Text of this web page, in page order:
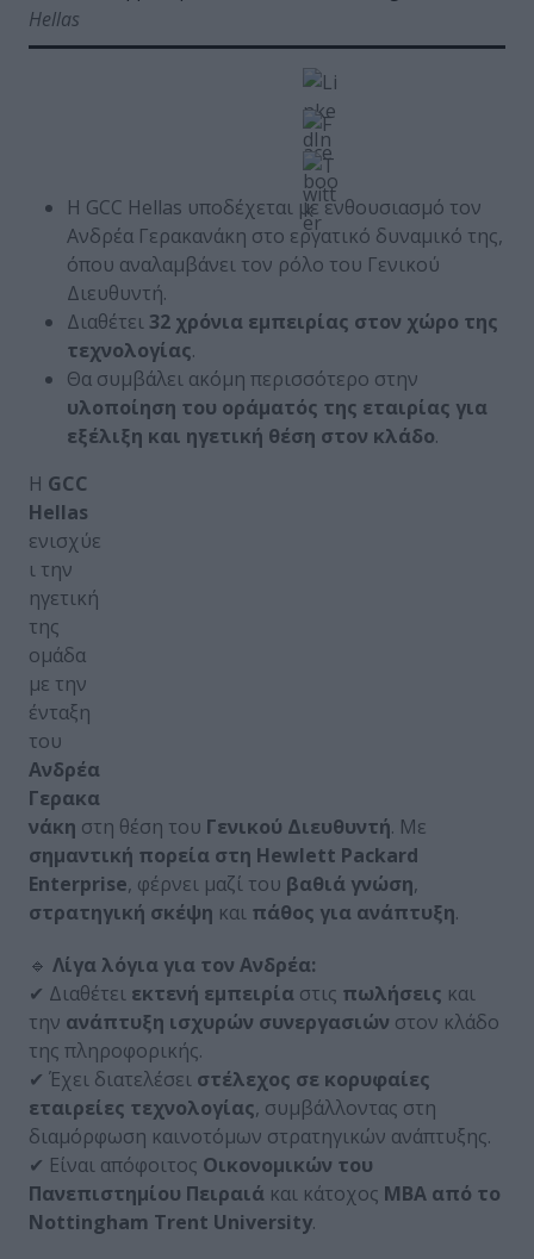
Hellas
Η GCC Hellas υποδέχεται με ενθουσιασμό τον
Ανδρέα Γερακανάκη στο εργατικό δυναμικό της,
όπου αναλαμβάνει τον ρόλο του Γενικού
Διευθυντή.
Διαθέτει 32 χρόνια εμπειρίας στον χώρο της
τεχνολογίας.
Θα συμβάλει ακόμη περισσότερο στην
υλοποίηση του οράματός της εταιρίας για
εξέλιξη και ηγετική θέση στον κλάδο.
Η GCC
Hellas
ενισχύε
ι την
ηγετική
της
ομάδα
με την
ένταξη
του
Ανδρέα
Γερακα
νάκη στη θέση του Γενικού Διευθυντή. Με
σημαντική πορεία στη Hewlett Packard
Enterprise, φέρνει μαζί του βαθιά γνώση,
στρατηγική σκέψη και πάθος για ανάπτυξη.
🔹 Λίγα λόγια για τον Ανδρέα:
✔ Διαθέτει εκτενή εμπειρία στις πωλήσεις και
την ανάπτυξη ισχυρών συνεργασιών στον κλάδο
της πληροφορικής.
✔ Έχει διατελέσει στέλεχος σε κορυφαίες
εταιρείες τεχνολογίας, συμβάλλοντας στη
διαμόρφωση καινοτόμων στρατηγικών ανάπτυξης.
✔ Είναι απόφοιτος Οικονομικών του
Πανεπιστημίου Πειραιά και κάτοχος MBA από το
Nottingham Trent University.